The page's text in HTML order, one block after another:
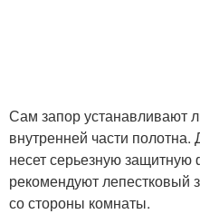
Сам запор устанавливают
внутренней части полотна.
несет серьезную защитную
рекомендуют лепестковый
со стороны комнаты.